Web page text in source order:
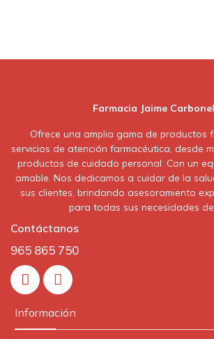
Farmacia Jaime
Ofrece una amplia gama de productos
servicios de atención farmacéutica, desde
productos de cuidado personal. Con un
amable. Nos dedicamos a cuidar de la
sus clientes, brindando asesoramiento
para todas sus necesidades
Contáctanos
965 865 750
Información